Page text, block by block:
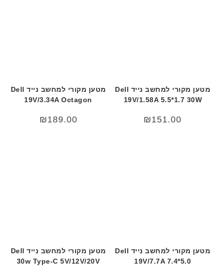
מטען מקורי למחשב נייד Dell
19V/1.58A 5.5*1.7 30W
₪151.00
מטען מקורי למחשב נייד Dell
19V/3.34A Octagon
₪189.00
מטען מקורי למחשב נייד Dell
19V/7.7A 7.4*5.0
מטען מקורי למחשב נייד Dell
30w Type-C 5V/12V/20V